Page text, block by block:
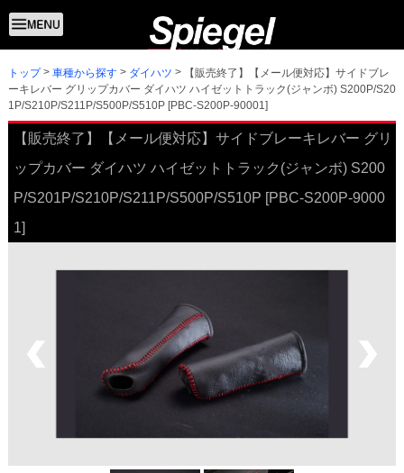
トップ 車種から探す ダイハツ
【販売終了】【メール便対応】サイドブレ
ーキレバー グリップカバー ダイハツ ハイゼットトラック(ジャンボ) S200P/S20
1P/S210P/S211P/S500P/S510P [PBC-S200P-90001]
【販売終了】【メール便対応】サイドブレーキレバー グリ
ップカバー ダイハツ ハイゼットトラック(ジャンボ) S200
P/S201P/S210P/S211P/S500P/S510P [PBC-S200P-9000
1]